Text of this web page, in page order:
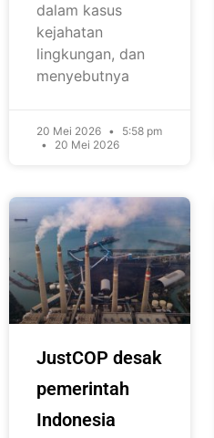
dalam kasus
kejahatan
lingkungan, dan
menyebutnya
20 Mei 2026
5:58 pm
20 Mei 2026
JustCOP desak
pemerintah
Indonesia